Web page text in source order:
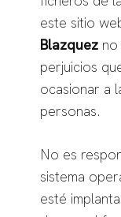
este sitio
Blazquezno
perjuicios
ocasionar a
personas.
No es
sistema
esté